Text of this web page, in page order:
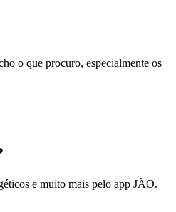
o que procuro, especialmente os
e muito mais pelo app JÃO.